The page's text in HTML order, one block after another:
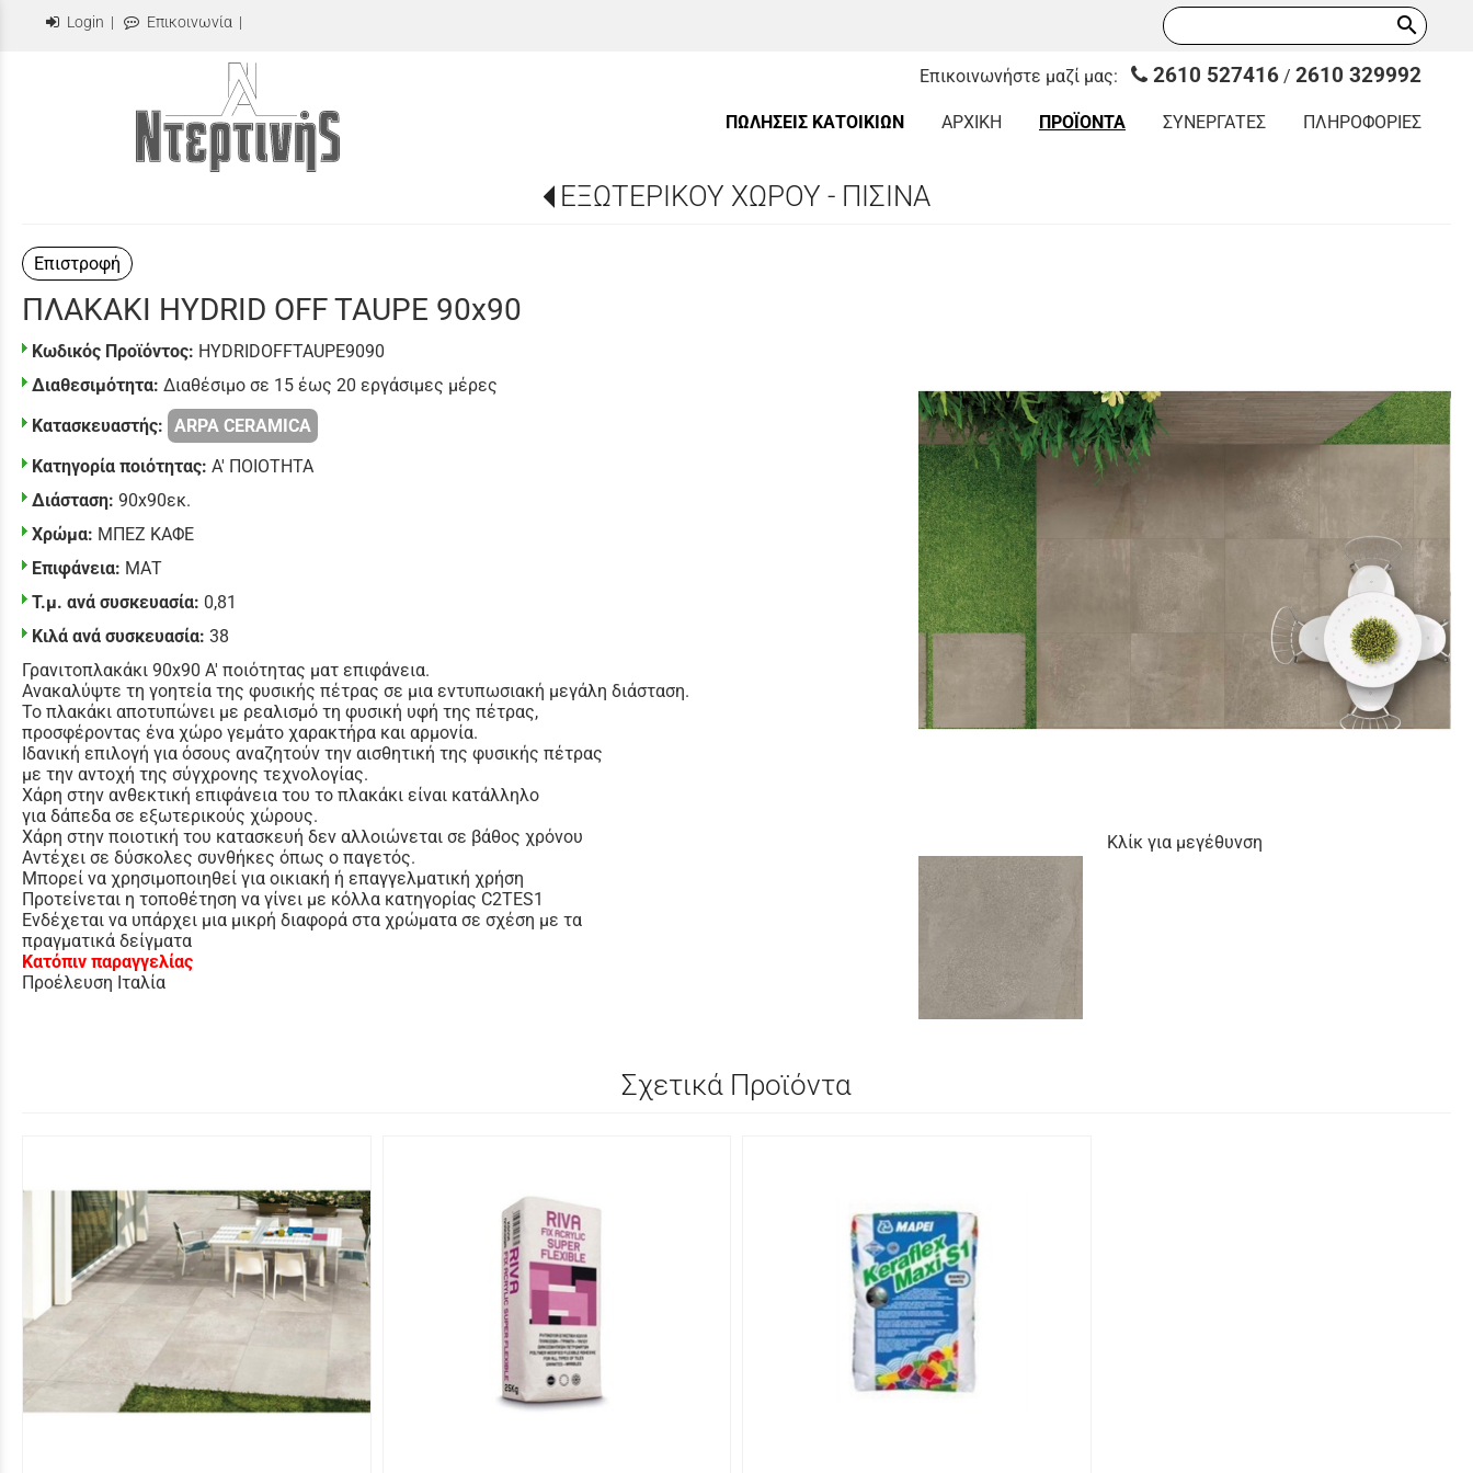
Login | Επικοινωνία | search
Επικοινωνήστε μαζί μας: 2610 527416 / 2610 329992
ΠΩΛΗΣΕΙΣ ΚΑΤΟΙΚΙΩΝ ΑΡΧΙΚΗ ΠΡΟΪΟΝΤΑ ΣΥΝΕΡΓΑΤΕΣ ΠΛΗΡΟΦΟΡΙΕΣ
ΕΞΩΤΕΡΙΚΟΥ ΧΩΡΟΥ - ΠΙΣΙΝΑ
Επιστροφή
Κλίκ για μεγέθυνση
ΠΛΑΚΑΚΙ HYDRID OFF TAUPE 90x90
Κωδικός Προϊόντος: HYDRIDOFFTAUPE9090
Διαθεσιμότητα: Διαθέσιμο σε 15 έως 20 εργάσιμες μέρες
Κατασκευαστής: ARPA CERAMICA
Κατηγορία ποιότητας: Α' ΠΟΙΟΤΗΤΑ
Διάσταση: 90x90εκ.
Χρώμα: ΜΠΕΖ ΚΑΦΕ
Επιφάνεια: ΜΑΤ
Τ.μ. ανά συσκευασία: 0,81
Κιλά ανά συσκευασία: 38
Γρανιτοπλακάκι 90x90 Α' ποιότητας ματ επιφάνεια.
Ανακαλύψτε τη γοητεία της φυσικής πέτρας σε μια εντυπωσιακή μεγάλη διάσταση.
Το πλακάκι αποτυπώνει με ρεαλισμό τη φυσική υφή της πέτρας,
προσφέροντας ένα χώρο γεμάτο χαρακτήρα και αρμονία.
Ιδανική επιλογή για όσους αναζητούν την αισθητική της φυσικής πέτρας
με την αντοχή της σύγχρονης τεχνολογίας.
Χάρη στην ανθεκτική επιφάνεια του το πλακάκι είναι κατάλληλο
για δάπεδα σε εξωτερικούς χώρους.
Χάρη στην ποιοτική του κατασκευή δεν αλλοιώνεται σε βάθος χρόνου
Αντέχει σε δύσκολες συνθήκες όπως ο παγετός.
Μπορεί να χρησιμοποιηθεί για οικιακή ή επαγγελματική χρήση
Προτείνεται η τοποθέτηση να γίνει με κόλλα κατηγορίας C2TES1
Ενδέχεται να υπάρχει μια μικρή διαφορά στα χρώματα σε σχέση με τα
πραγματικά δείγματα
Κατόπιν παραγγελίας
Προέλευση Ιταλία
Σχετικά Προϊόντα